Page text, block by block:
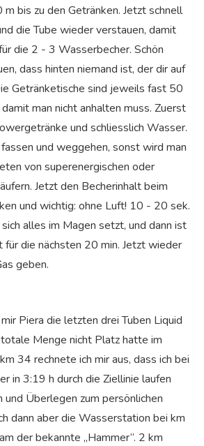
bis zu den Getränken. Jetzt schnell
die Tube wieder verstauen, damit
die 2 - 3 Wasserbecher. Schön
dass hinten niemand ist, der dir auf
Getränketische sind jeweils fast 50
man nicht anhalten muss. Zuerst
und schliesslich Wasser.
und weggehen, sonst wird man
von superenergischen oder
Jetzt den Becherinhalt beim
und wichtig: ohne Luft! 10 - 20 sek.
alles im Magen setzt, und dann ist
die nächsten 20 min. Jetzt wieder
geben.
Piera die letzten drei Tuben Liquid
Menge nicht Platz hatte im
34 rechnete ich mir aus, dass ich bei
in 3:19 h durch die Ziellinie laufen
und Überlegen zum persönlichen
dann aber die Wasserstation bei km
der bekannte „Hammer“. 2 km